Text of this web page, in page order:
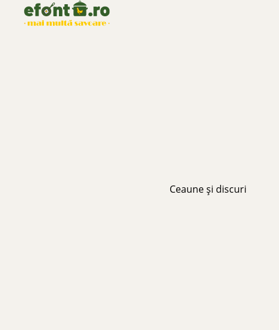
Ceaune și discuri